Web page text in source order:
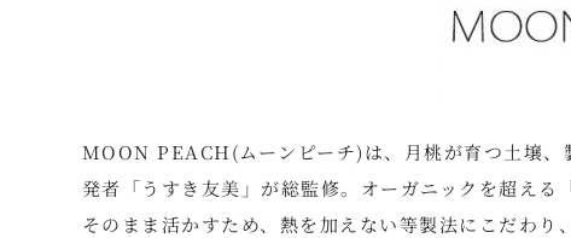
MOON PEACH(ムーンピーチ)は、月桃が育つ土壌、
発者「うすき友美」が総監修。オーガニックを超え
そのまま活かすため、熱を加えない等製法にこだわ